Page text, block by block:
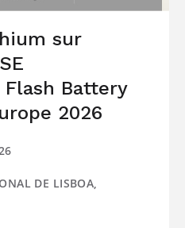
sur
Battery
2026
DE LISBOA,